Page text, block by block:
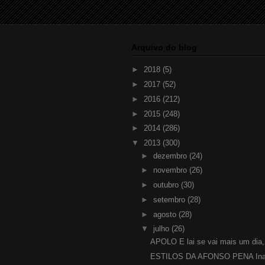
► 2018 (5)
► 2017 (52)
► 2016 (212)
► 2015 (248)
► 2014 (286)
▼ 2013 (300)
► dezembro (24)
► novembro (26)
► outubro (30)
► setembro (28)
► agosto (28)
▼ julho (26)
APOLO E lai se vai mais um dia,
ESTILOS DA AFONSO PENA